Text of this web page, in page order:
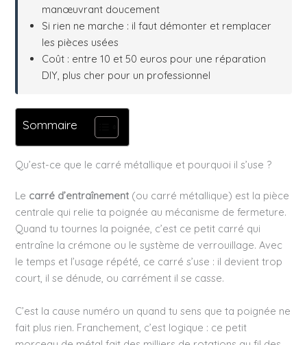
manœuvrant doucement
Si rien ne marche : il faut démonter et remplacer
les pièces usées
Coût : entre 10 et 50 euros pour une réparation
DIY, plus cher pour un professionnel
Sommaire
Qu’est-ce que le carré métallique et pourquoi il s’use ?
Le carré d’entraînement (ou carré métallique) est la pièce
centrale qui relie ta poignée au mécanisme de fermeture.
Quand tu tournes la poignée, c’est ce petit carré qui
entraîne la crémone ou le système de verrouillage. Avec
le temps et l’usage répété, ce carré s’use : il devient trop
court, il se dénude, ou carrément il se casse.
C’est la cause numéro un quand tu sens que ta poignée ne
fait plus rien. Franchement, c’est logique : ce petit